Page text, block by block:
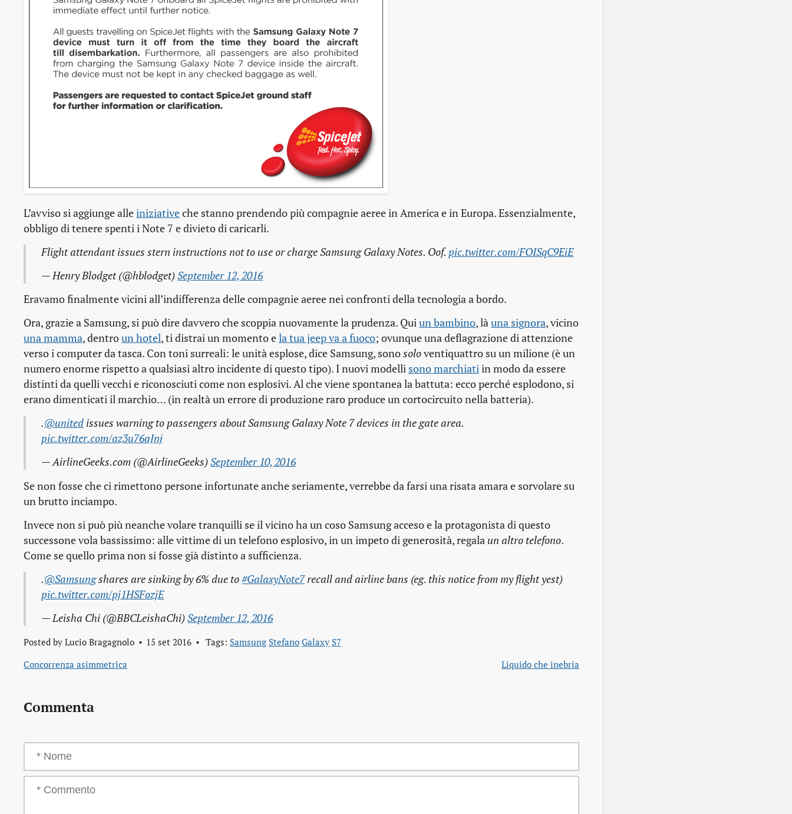
L’avviso si aggiunge alleiniziativeche stanno prendendo più compagnie aeree in America e in Europa. Essenzialmente,
obbligo di tenere spenti i Note 7 e divieto di caricarli.
Flight attendant issues stern instructions not to use or charge Samsung Galaxy Notes. Oof. pic.twitter.com/FOISqC9EiE
— Henry Blodget (@hblodget)September 12, 2016
Eravamo finalmente vicini all’indifferenza delle compagnie aeree nei confronti della tecnologia a bordo.
Ora, grazie a Samsung, si può dire davvero che scoppia nuovamente la prudenza. Quiun bambino, làuna signora, vicino
una mamma, dentroun hotel, ti distrai un momento ela tua jeep va a fuoco; ovunque una deflagrazione di attenzione
verso i computer da tasca. Con toni surreali: le unità esplose, dice Samsung, sonosoloventiquattro su un milione (è un
numero enorme rispetto a qualsiasi altro incidente di questo tipo). I nuovi modelli sono marchiatiin modo da essere
distinti da quelli vecchi e riconosciuti come non esplosivi. Al che viene spontanea la battuta: ecco perché esplodono, si
erano dimenticati il marchio… (in realtà un errore di produzione raro produce un cortocircuito nella batteria).
.@united issues warning to passengers about Samsung Galaxy Note 7 devices in the gate area.
pic.twitter.com/az3u76aJnj
— AirlineGeeks.com (@AirlineGeeks)September 10, 2016
Se non fosse che ci rimettono persone infortunate anche seriamente, verrebbe da farsi una risata amara e sorvolare su
un brutto inciampo.
Invece non si può più neanche volare tranquilli se il vicino ha un coso Samsung acceso e la protagonista di questo
successone vola bassissimo: alle vittime di un telefono esplosivo, in un impeto di generosità, regala un altro telefono.
Come se quello prima non si fosse già distinto a sufficienza.
.@Samsungshares are sinking by 6% due to#GalaxyNote7recall and airline bans (eg. this notice from my flight yest)
pic.twitter.com/pj1HSFozjE
— Leisha Chi (@BBCLeishaChi)September 12, 2016
Posted by Lucio Bragagnolo 15 set 2016 Tags: Samsung Stefano Galaxy S7
Concorrenza asimmetrica
Liquido che inebria
Commenta